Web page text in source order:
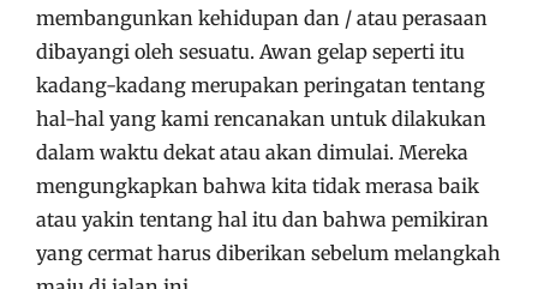
membangunkan kehidupan dan / atau perasaan
dibayangi oleh sesuatu. Awan gelap seperti itu
kadang-kadang merupakan peringatan tentang
hal-hal yang kami rencanakan untuk dilakukan
dalam waktu dekat atau akan dimulai. Mereka
mengungkapkan bahwa kita tidak merasa baik
atau yakin tentang hal itu dan bahwa pemikiran
yang cermat harus diberikan sebelum melangkah